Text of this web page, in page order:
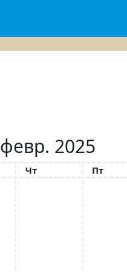
февр. 2025
Четверг
Чт Пятница
Пт